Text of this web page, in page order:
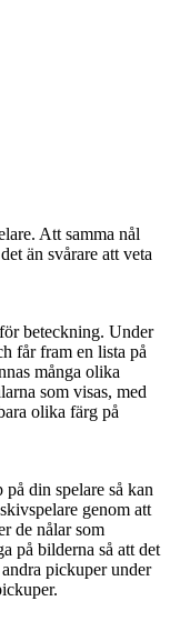
Att samma nål
än svårare att veta
beteckning. Under
får fram en lista på
många olika
som visas, med
olika färg på
din spelare så kan
genom att
de nålar som
på bilderna så att det
pickuper under